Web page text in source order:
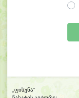
„ფისუნა“